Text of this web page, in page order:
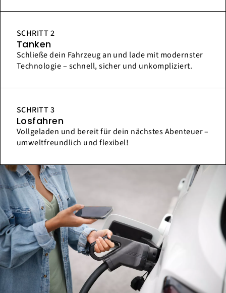
SCHRITT 2
Tanken
Schließe dein Fahrzeug an und lade mit modernster
Technologie – schnell, sicher und unkompliziert.
SCHRITT 3
Losfahren
Vollgeladen und bereit für dein nächstes Abenteuer –
umweltfreundlich und flexibel!